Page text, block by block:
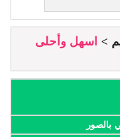
اسهل وأحلى
بالصور